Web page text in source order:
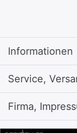
Informationen
Service,
Firma,